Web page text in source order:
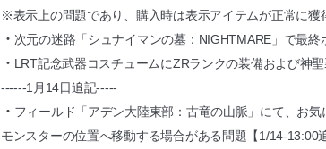
※表示上の問題であり、購入時は表示アイテムが正常に獲
・ 次元の迷路「シュナイマンの墓：NIGHTMARE」で最
・ LRT記念武器コスチュームにZRランクの装備および神
------1月14日追記-----
・ フィールド「アデン大陸東部：古竜の山脈」にて、お
モンスターの位置へ移動する場合がある問題【1/14-13:00